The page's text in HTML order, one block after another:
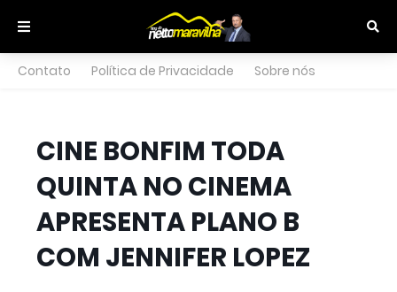
Contato Política de Privacidade Sobre nós
CINE BONFIM TODA
QUINTA NO CINEMA
APRESENTA PLANO B
COM JENNIFER LOPEZ